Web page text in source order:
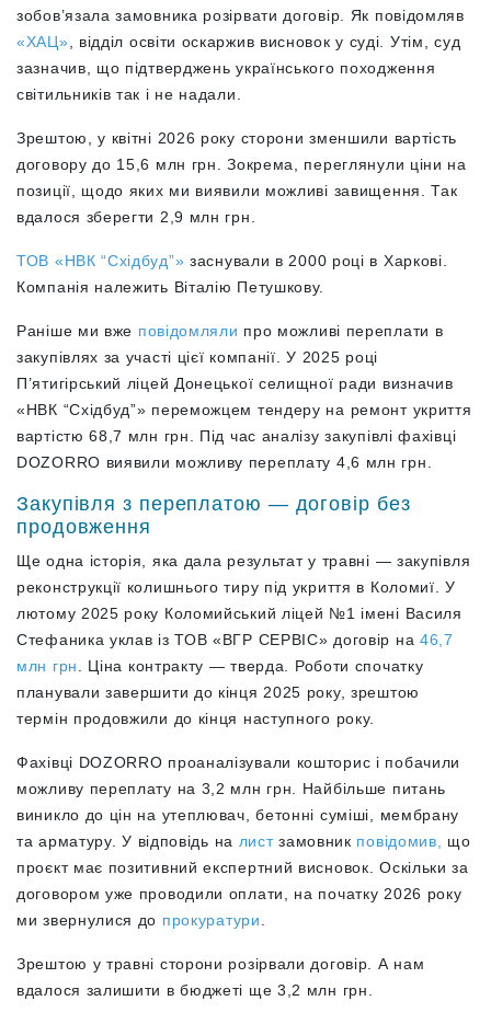
зобов’язала замовника розірвати договір. Як повідомляв
«ХАЦ», відділ освіти оскаржив висновок у суді. Утім, суд
зазначив, що підтверджень українського походження
світильників так і не надали.
Зрештою, у квітні 2026 року сторони зменшили вартість
договору до 15,6 млн грн. Зокрема, переглянули ціни на
позиції, щодо яких ми виявили можливі завищення. Так
вдалося зберегти 2,9 млн грн.
ТОВ «НВК “Східбуд”» заснували в 2000 році в Харкові.
Компанія належить Віталію Петушкову.
Раніше ми вже повідомляли про можливі переплати в
закупівлях за участі цієї компанії. У 2025 році
П’ятигірський ліцей Донецької селищної ради визначив
«НВК “Східбуд”» переможцем тендеру на ремонт укриття
вартістю 68,7 млн грн. Під час аналізу закупівлі фахівці
DOZORRO виявили можливу переплату 4,6 млн грн.
Закупівля з переплатою — договір без
продовження
Ще одна історія, яка дала результат у травні — закупівля
реконструкції колишнього тиру під укриття в Коломиї. У
лютому 2025 року Коломийський ліцей №1 імені Василя
Стефаника уклав із ТОВ «ВГР СЕРВІС» договір на 46,7
млн грн. Ціна контракту — тверда. Роботи спочатку
планували завершити до кінця 2025 року, зрештою
термін продовжили до кінця наступного року.
Фахівці DOZORRO проаналізували кошторис і побачили
можливу переплату на 3,2 млн грн. Найбільше питань
виникло до цін на утеплювач, бетонні суміші, мембрану
та арматуру.У відповідь на листзамовник повідомив, що
проєкт має позитивний експертний висновок. Оскільки за
договором уже проводили оплати, на початку 2026 року
ми звернулися до прокуратури.
Зрештою у травні сторони розірвали договір. А нам
вдалося залишити в бюджеті ще 3,2 млн грн.